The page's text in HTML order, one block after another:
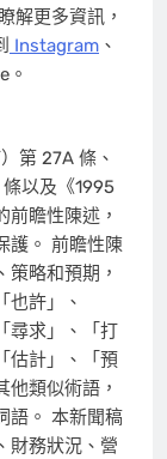
解更多資訊，
Instagram 、
。
第 27A 條、
條以及《1995
瞻性陳述，
護。 前瞻性陳
略和預期，
也許」、
尋求」、「打
估計」、「預
類似術語，
語。 本新聞稿
財務狀況、營